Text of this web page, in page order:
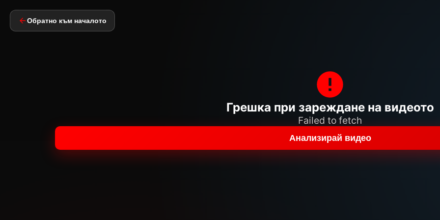
Обратно към началото
Грешка при зареждане на видеото
Failed to fetch
Анализирай видео